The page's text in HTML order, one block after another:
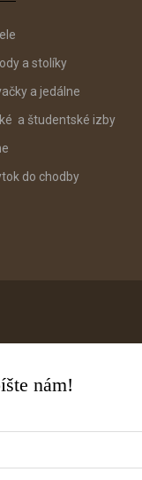
a stolíky
a jedálne
a študentské izby
do chodby
nám!